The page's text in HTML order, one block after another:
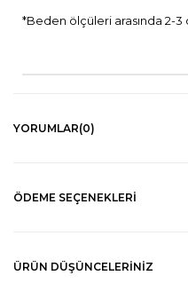
*Beden ölçüleri arasında 2-3
YORUMLAR(0)
ÖDEME SEÇENEKLERI
ÜRÜN DÜŞÜNCELERINIZ